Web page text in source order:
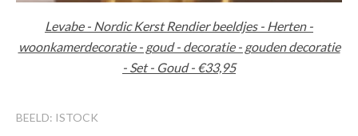
Levabe - Nordic Kerst Rendier beeldjes - Herten -
woonkamerdecoratie - goud - decoratie - gouden decoratie
- Set - Goud - €33,95
BEELD: ISTOCK